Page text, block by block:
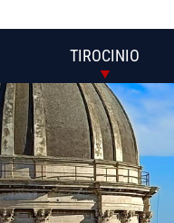
TIROCINIO